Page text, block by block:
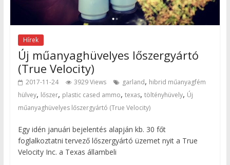
Hírek
Új műanyaghüvelyes lőszergyártó
(True Velocity)
2017-11-24 3929 Views garland, hibrid műanyagfém
hülvey, lőszer, plastic cased ammo, texas, töltényhüvely, Új
műanyaghüvelyes lőszergyártó (True Velocity)
Egy idén januári bejelentés alapján kb. 30 főt
foglalkoztatni tervező lőszergyártó üzemet nyit a True
Velocity Inc. a Texas állambeli